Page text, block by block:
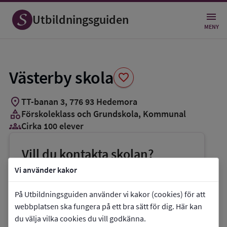
Vi använder kakor
På Utbildningsguiden använder vi kakor (cookies) för att
webbplatsen ska fungera på ett bra sätt för dig. Här kan
du välja vilka cookies du vill godkänna.
Utbildningsguiden MENY
Västerby skola favorite
Spara
som
favorit
location_onTT-banan 3, 77693 Hedemora
categoryFörskoleklass och Grundskola, Kommunal
groups_3Cirka 100 elever
Vill du kontakta skolan?
phoneTelefon:0225-34000
E-post: bildningsnamnden@hedemora.se
link Webbplats:Västerby skola